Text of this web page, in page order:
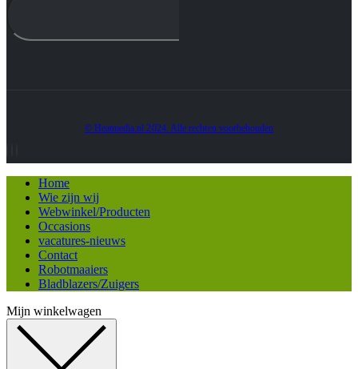
© Heatmedia.nl 2024. Alle rechten voorbehouden
Home
Wie zijn wij
Webwinkel/Producten
Occasions
vacatures-nieuws
Contact
Robotmaaiers
Bladblazers/Zuigers
Mijn winkelwagen